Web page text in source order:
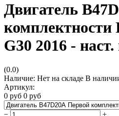
Двигатель
комплектности
G30 2016 -
(0.0)
Наличие: Нет на складе В
Артикул:
0 руб 0 руб
− +